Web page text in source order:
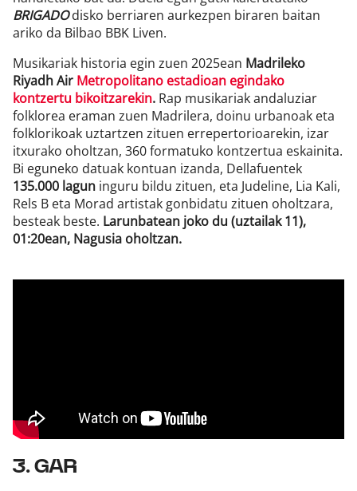
BRIGADOdisko berriaren aurkezpen biraren baitan
ariko da Bilbao BBK Liven.
Musikariak historia egin zuen 2025ean Madrileko
Riyadh Air Metropolitano estadioan egindako
kontzertu bikoitzarekin. Rap musikariak andaluziar
folklorea eraman zuen Madrilera, doinu urbanoak eta
folklorikoak uztartzen zituen errepertorioarekin, izar
itxurako oholtzan, 360 formatuko kontzertua eskainita.
Bi eguneko datuak kontuan izanda, Dellafuentek
135.000 lagun inguru bildu zituen, eta Judeline, Lia Kali,
Rels B eta Morad artistak gonbidatu zituen oholtzara,
besteak beste. Larunbatean joko du (uztailak 11),
01:20ean, Nagusia oholtzan.
3. GAR